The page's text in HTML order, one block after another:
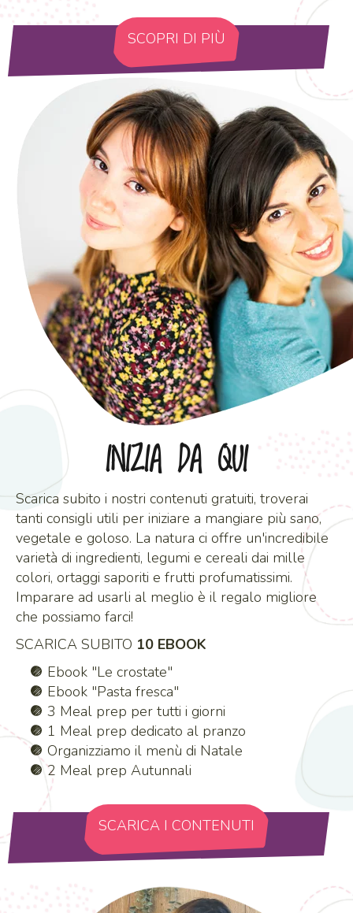
SCOPRI DI PIÙ
INIZIA DA QUI
Scarica subito i nostri contenuti gratuiti, troverai
tanti consigli utili per iniziare a mangiare più sano,
vegetale e goloso. La natura ci offre un'incredibile
varietà di ingredienti, legumi e cereali dai mille
colori, ortaggi saporiti e frutti profumatissimi.
Imparare ad usarli al meglio è il regalo migliore
che possiamo farci!
SCARICA SUBITO 10 EBOOK
Ebook "Le crostate"
Ebook "Pasta fresca"
3 Meal prep per tutti i giorni
1 Meal prep dedicato al pranzo
Organizziamo il menù di Natale
2 Meal prep Autunnali
SCARICA I CONTENUTI